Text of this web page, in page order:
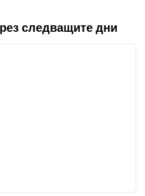
следващите дни